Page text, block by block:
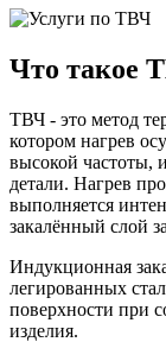
Что такое
ТВЧ - это метод
котором нагрев
высокой частоты,
детали. Нагрев
выполняется
закалённый слой
Индукционная
легированных
поверхности при
изделия.